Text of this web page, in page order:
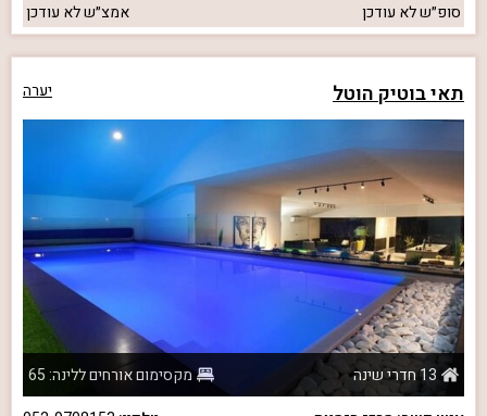
סופ״שלא עודכן אמצ״שלא עודכן
תאי בוטיק הוטל יערה
13 חדרי שינה
מקסימום אורחים ללינה: 65